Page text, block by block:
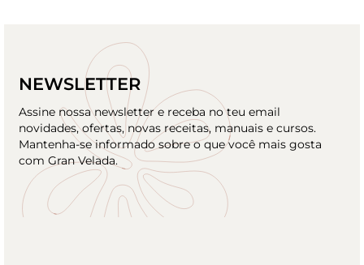
NEWSLETTER
Assine nossa newsletter e receba no teu email
novidades, ofertas, novas receitas, manuais e cursos.
Mantenha-se informado sobre o que você mais gosta
com Gran Velada.